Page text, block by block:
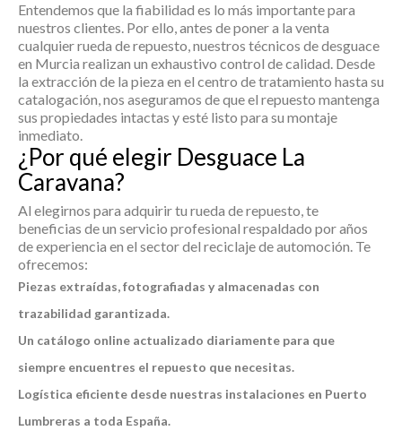
Entendemos que la fiabilidad es lo más importante para
nuestros clientes. Por ello, antes de poner a la venta
cualquierrueda de repuesto, nuestros técnicos de desguace
en Murcia realizan un exhaustivo control de calidad. Desde
la extracción de la pieza en el centro de tratamiento hasta su
catalogación, nos aseguramos de que el repuesto mantenga
sus propiedades intactas y esté listo para su montaje
inmediato.
¿Por qué elegir Desguace La
Caravana?
Al elegirnos para adquirir tu rueda de repuesto, te
beneficias de un servicio profesional respaldado por años
de experiencia en el sector del reciclaje de automoción. Te
ofrecemos:
Piezas extraídas, fotografiadas y almacenadas con
trazabilidad garantizada.
Un catálogo online actualizado diariamente para que
siempre encuentres el repuesto que necesitas.
Logística eficiente desde nuestras instalaciones en Puerto
Lumbreras a toda España.